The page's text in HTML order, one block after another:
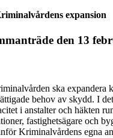
expansion
den 13
ska
behov av skydd. I
i anstalter och häkten
fastighetsägare och
Kriminalvårdens egna